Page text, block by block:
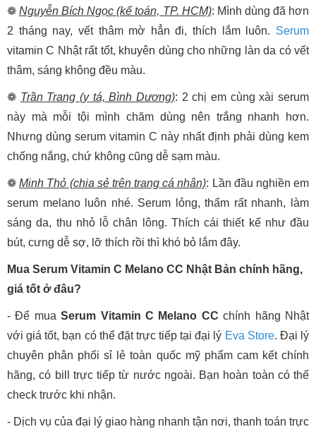
❁Nguyễn Bích Ngọc (kế toán, TP. HCM): Mình dùng đã hơn
2 tháng nay, vết thâm mờ hẳn đi, thích lắm luôn. Serum
vitamin C Nhật rất tốt, khuyên dùng cho những làn da có vết
thâm, sáng không đều màu.
❁ Trần Trang (y tá, Bình Dương): 2 chị em cùng xài serum
này mà mỗi tội mình chăm dùng nên trắng nhanh hơn.
Nhưng dùng serum vitamin C này nhất định phải dùng kem
chống nắng, chứ không cũng dễ sạm màu.
❁Minh Thỏ (chia sẻ trên trang cá nhân): Lần đầu nghiền em
serum melano luôn nhé. Serum lỏng, thấm rất nhanh, làm
sáng da, thu nhỏ lỗ chân lông. Thích cái thiết kế như đầu
bút, cưng dễ sợ, lỡ thích rồi thì khó bỏ lắm đây.
Mua Serum Vitamin C Melano CC Nhật Bản chính hãng,
giá tốt ở đâu?
- Để muaSerum Vitamin C Melano CC chính hãng Nhật
với giá tốt, bạn có thể đặt trực tiếp tại đại lý Eva Store. Đại lý
chuyên phân phối sỉ lẻ toàn quốc mỹ phẩm cam kết chính
hãng, có bill trực tiếp từ nước ngoài. Bạn hoàn toàn có thể
check trước khi nhận.
- Dịch vụ của đại lý giao hàng nhanh tận nơi, thanh toán trực